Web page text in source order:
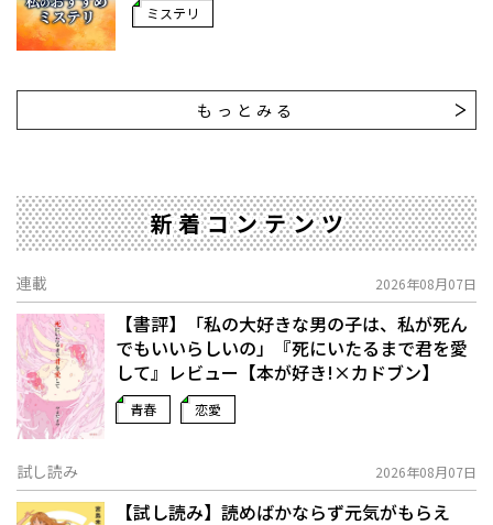
ミステリ
もっとみる
新着コンテンツ
連載 2026年08月07日
【書評】「私の大好きな男の子は、私が死ん
でもいいらしいの」――『死にいたるまで君を愛
して』レビュー【本が好き!×カドブン】
青春 恋愛
試し読み 2026年08月07日
【試し読み】読めばかならず元気がもらえ